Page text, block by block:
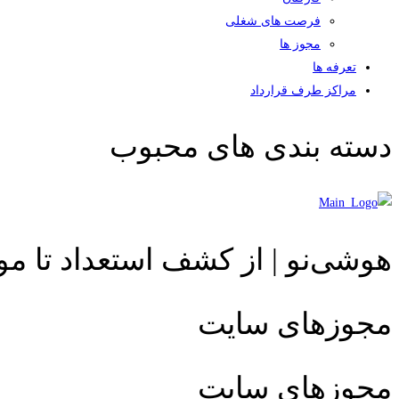
فرصت های شغلی
مجوز ها
تعرفه ها
مراکز طرف قرارداد
دسته بندی های محبوب
هوشی‌نو | از کشف استعداد تا
مجوزهای سایت
مجوزهای سایت